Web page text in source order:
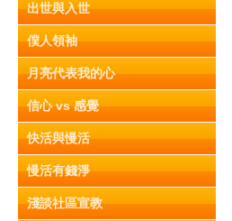
出世與入世
僕人領袖
月亮代表我的心
信心 vs 感覺
快活與慢活
慢活有錢淨
淺談社區宣教